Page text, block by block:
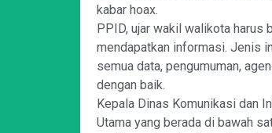
kabar hoax.
PPID, ujar wakil walikota harus
mendapatkan informasi. Jenis
semua data, pengumuman,
dengan baik.
Kepala Dinas Komunikasi dan
Utama yang berada di bawah